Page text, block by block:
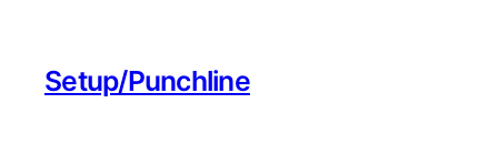
Setup/Punchline